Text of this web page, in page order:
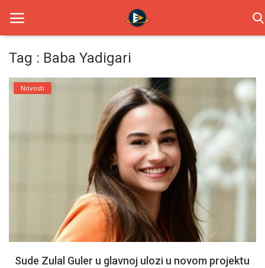
Home
TV Serije
Register
Tag : Baba Yadigari
Novosti
Sude Zulal Guler u glavnoj ulozi u novom projektu